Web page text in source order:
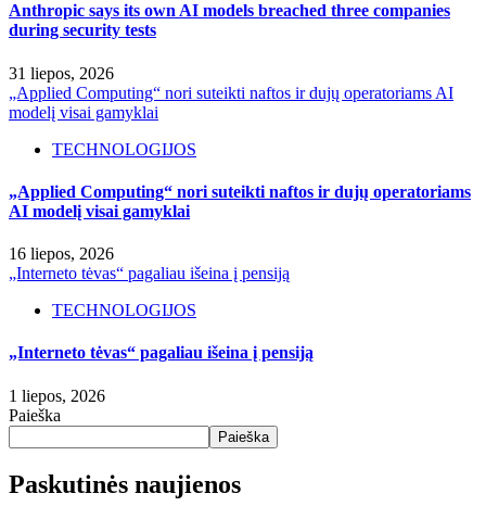
Anthropic says its own AI models breached three companies
during security tests
31 liepos, 2026
„Applied Computing“ nori suteikti naftos ir dujų operatoriams AI
modelį visai gamyklai
TECHNOLOGIJOS
„Applied Computing“ nori suteikti naftos ir dujų operatoriams
AI modelį visai gamyklai
16 liepos, 2026
„Interneto tėvas“ pagaliau išeina į pensiją
TECHNOLOGIJOS
„Interneto tėvas“ pagaliau išeina į pensiją
1 liepos, 2026
Paieška
Paieška
Paskutinės naujienos